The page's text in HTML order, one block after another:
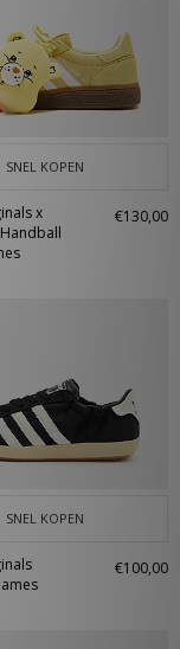
SNEL KOPEN
x
€130,00
SNEL KOPEN
€100,00